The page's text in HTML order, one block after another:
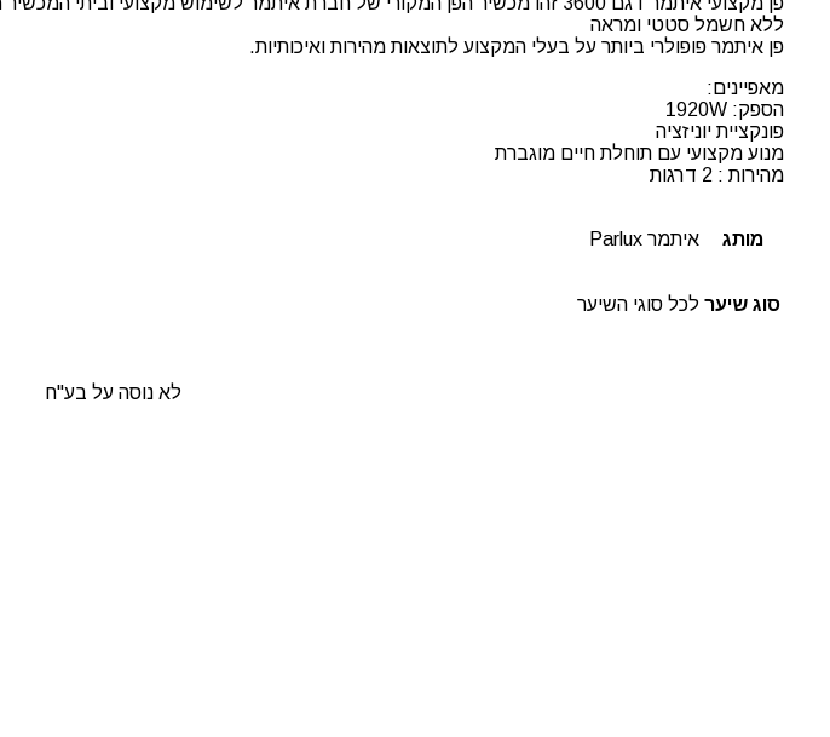
ללא חשמל סטטי ומראה
פן איתמר פופולרי ביותר על בעלי המקצוע לתוצאות מהירות ואיכותיות.
מאפיינים:
הספק: 1920W
פונקציית יוניזציה
מנוע מקצועי עם תוחלת חיים מוגברת
מהירות : 2 דרגות
מותג איתמר Parlux
סוג שיער לכל סוגי השיער
לא נוסה על בע"ח